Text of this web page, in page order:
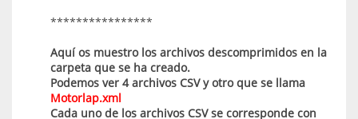
****************
Aquí os muestro los archivos descomprimidos en la
carpeta que se ha creado.
Podemos ver 4 archivos CSV y otro que se llama
Motorlap.xml
Cada uno de los archivos CSV se corresponde con